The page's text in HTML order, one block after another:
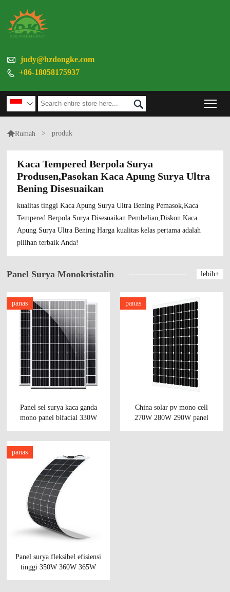
 judy@hzdongke.com
 +86-18058175937
 
Rumah > produk
Kaca Tempered Berpola Surya
Produsen,Pasokan Kaca Apung Surya Ultra
Bening Disesuaikan
kualitas tinggi Kaca Apung Surya Ultra Bening Pemasok,Kaca
Tempered Berpola Surya Disesuaikan Pembelian,Diskon Kaca
Apung Surya Ultra Bening Harga kualitas kelas pertama adalah
pilihan terbaik Anda!
Panel Surya Monokristalin lebih+
panas
Panel sel surya kaca ganda
mono panel bifacial 330W
panas
China solar pv mono cell
270W 280W 290W panel
panas
Panel surya fleksibel efisiensi
tinggi 350W 360W 365W